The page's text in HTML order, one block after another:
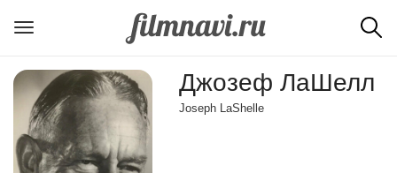
Джозеф ЛаШелл
Joseph LaShelle